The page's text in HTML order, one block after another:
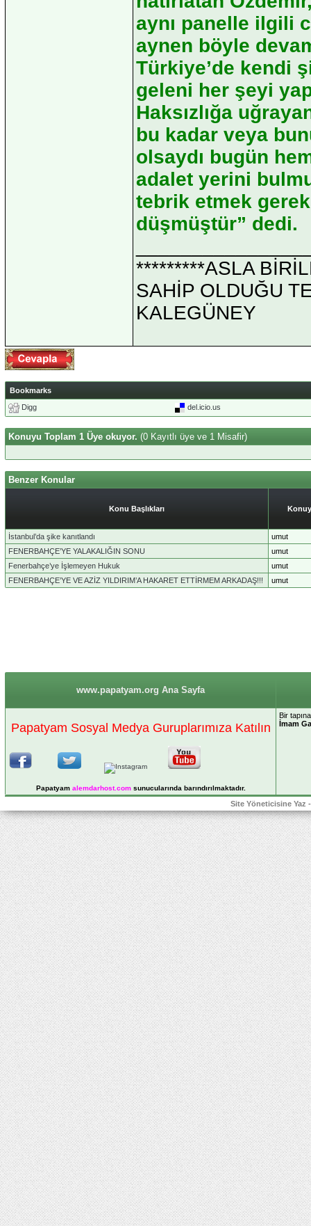
aynı panelle ilgili
aynen böyle
Türkiye’de kendi
geleni her şeyi
Haksızlığa
bu kadar veya
olsaydı bugün
adalet yerini
tebrik etmek
düşmüştür” dedi.
*********ASLA
SAHİP OLDUĞU
KALEGÜNEY
Bookmarks
Digg
del.icio.us
Konuyu Toplam 1 Üye okuyor. (0 Kayıtlı üye ve 1 Misafir)
Benzer Konular
Konu Başlıkları
İstanbul’da şike kanıtlandı
umut
FENERBAHÇE’YE YALAKALIĞIN SONU
umut
Fenerbahçe’ye İşlemeyen Hukuk
umut
FENERBAHÇE’YE VE AZİZ YILDIRIM’A HAKARET ETTİRMEM ARKADAŞ!!!
umut
www.papatyam.org Ana Sayfa
Papatyam Sosyal Medya Guruplarımıza Katılın
Papatyam alemdarhost.comsunucularında barındırılmaktadır.
Bir
İmam
Site Yöneticisine Yaz